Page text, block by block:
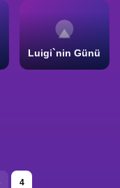
Luigi`nin Günü
4